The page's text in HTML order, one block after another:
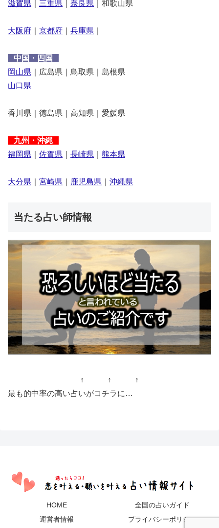
滋賀県
三重県 奈良県 ｜和歌山県
大阪府 京都府 兵庫県
中国・四国
岡山県 ｜広島県｜鳥取県｜島根県
山口県
香川県｜徳島県｜高知県｜愛媛県
九州・沖縄
福岡県
佐賀県 長崎県 熊本県
大分県 宮崎県 鹿児島県 沖縄県
当たる占い師情報
↑ ↑ ↑
最も的中率の高い占いがコチラに…
HOME
全国の占いガイド
運営者情報
プライバシーポリシー